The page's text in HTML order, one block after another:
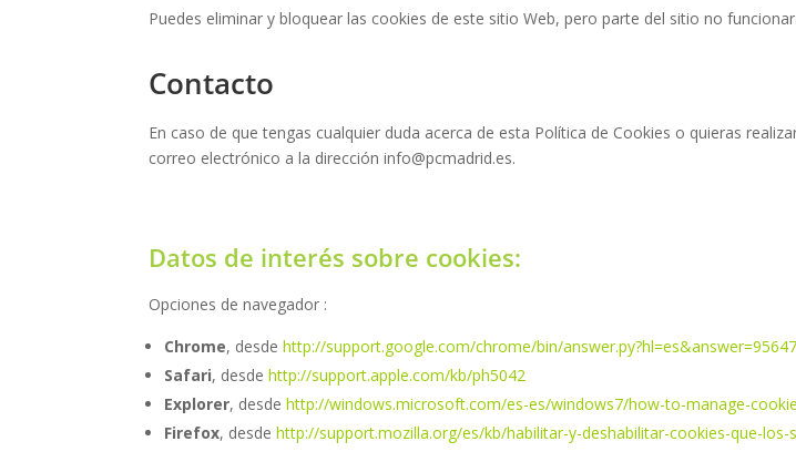
Puedes eliminar y bloquear las cookies de este sitio Web, pero parte del sitio no
Contacto
En caso de que tengas cualquier duda acerca de esta Política de Cookies o quieras
correo electrónico a la direccióninfo@pcmadrid.es.
Datos de interés sobre cookies:
Opciones de navegador :
Chrome, desdehttp://support.google.com/chrome/bin/answer.py?hl=es&answer=95647
Safari, desdehttp://support.apple.com/kb/ph5042
Explorer, desdehttp://windows.microsoft.com/es-es/windows7/how-to-manage-
Firefox, desdehttp://support.mozilla.org/es/kb/habilitar-y-deshabilitar-cookies-que-los-